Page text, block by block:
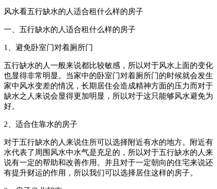
风水看五行缺水的人适合租什么样的房子
一、五行缺水的人适合租什么样的房子
1、避免卧室门对着厕所门
五行缺水的人一般来说都比较敏感，所以对于风水上面的变化
也显得非常明显。当家中的卧室门对着厕所门的时候就会发生
家中风水变差的情况，长期居住会造成精神方面的压力而对于
缺水之人来说会显得更加明显，所以对于这只能够风水避免为
好。
2、适合住靠水的房子
对于五行缺水的人来说住所可以选择附近有水的地方。附近有
水代表了周围风水中水气是充足的，所以对于五行缺水的人来
说有一定的帮助和改善作用。并且对于一定朝向的住宅来说还
有提升财运的作用，所以我们可以选择居住这样的房子。